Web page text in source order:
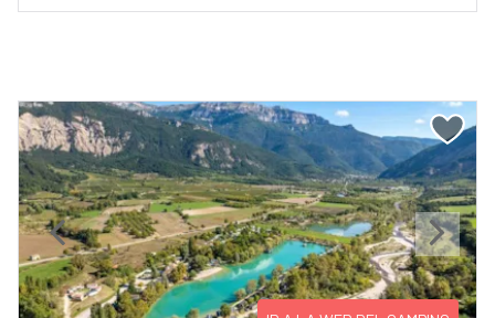
Previous Next